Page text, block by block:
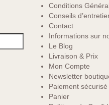
Conditions
Conseils
Contact
Informations sur
Le Blog
Livraison & Prix
Mon Compte
Newsletter
Paiement sécurisé
Panier